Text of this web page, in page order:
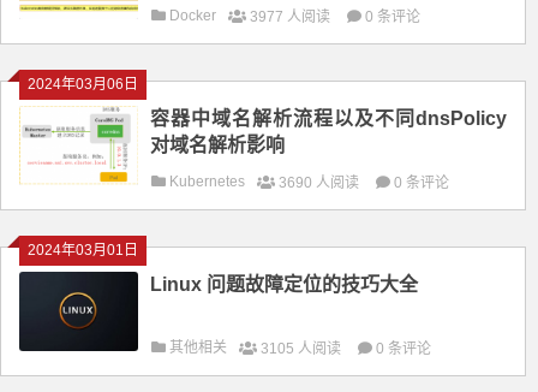
Docker 3977 人阅读 0 条评论
2024年03月06日
容器中域名解析流程以及不同dnsPolicy
对域名解析影响
Kubernetes 3690 人阅读 0 条评论
2024年03月01日
Linux 问题故障定位的技巧大全
其他相关 3105 人阅读 0 条评论